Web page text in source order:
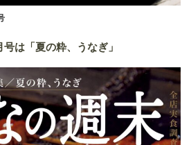
は「夏の粋、うなぎ」